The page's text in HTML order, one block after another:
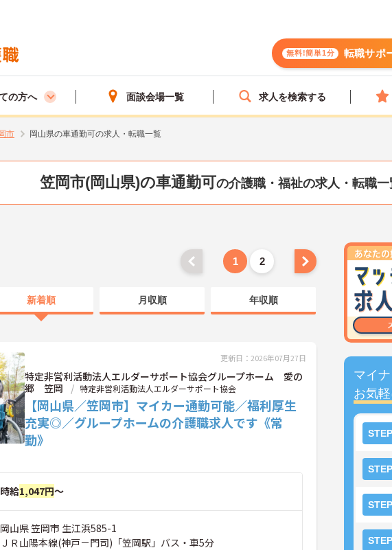
無料!簡単1分 転職サポ
の方へ 面談会場一覧 求人を検索する
市 岡山県の車通勤可の求人・転職一覧
笠岡市(岡山県)の車通勤可の介護職・福祉の求人・転職一
マイ
お気
STEP
STEP
STEP
STEP
1 2
新着順 月収順 年収順
更新日：2026年07月27日
特定非営利活動法人エルダーサポート協会グループホーム 愛の
郷 笠岡
特定非営利活動法人エルダーサポート協会
【岡山県／笠岡市】マイカー通勤可能／福利厚生
充実◎／グループホームの介護職求人です《常
勤》
時給1,047円～
岡山県 笠岡市 生江浜585-1
ＪＲ山陽本線(神戸－門司)「笠岡駅」バス・車5分